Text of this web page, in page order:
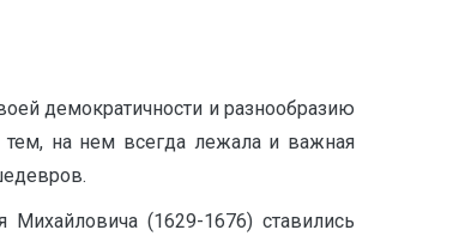
демократичности и разнообразию
тем, на нем всегда лежала и важная
Михайловича (1629-1676) ставились